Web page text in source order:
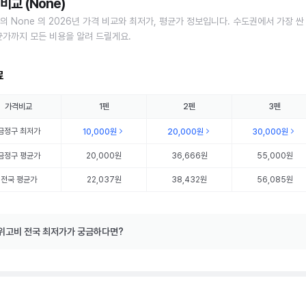
교 (None)
None 의 2026년 가격 비교와 최저가, 평균가 정보입니다. 수도권에서 가장 싼
가까지 모든 비용을 알려 드릴게요.
가격비교 1펜 2펜 3펜
정구최저가 10,000원 20,000원 30,000원
정구평균가 20,000원 36,666원 55,000원
전국 평균가 22,037원 38,432원 56,085원
고비 전국 최저가가 궁금하다면?